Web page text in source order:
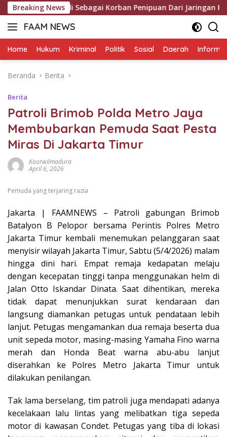
Langsung
ke
konten
Breaking News
Mulyadi Sebagai Korban Penipuan Dari Jaringan Pemasok
FAAM NEWS
Mengungkap
Mengawal
Home Hukum Kriminal Politik Sosial Daerah
Beranda Berita
Berita
Patroli Brimob Polda Metro Jaya
Membubarkan Pemuda Saat Pesta
Miras Di Jakarta Timur
Koorwilmadura
April 6, 2026
Pemuda yang terjaring razia
Jakarta | FAAMNEWS – Patroli gabungan Brimob
Batalyon B Pelopor bersama Perintis Polres Metro
Jakarta Timur kembali menemukan pelanggaran saat
menyisir wilayah Jakarta Timur, Sabtu (5/4/2026) malam
hingga dini hari. Empat remaja kedapatan melaju
dengan kecepatan tinggi tanpa menggunakan helm di
Jalan Otto Iskandar Dinata. Saat dihentikan, mereka
tidak dapat menunjukkan surat kendaraan dan
langsung diamankan petugas untuk pendataan lebih
lanjut. Petugas mengamankan dua remaja beserta dua
unit sepeda motor, masing-masing Yamaha Fino warna
merah dan Honda Beat warna abu-abu lanjut
diserahkan ke Polres Metro Jakarta Timur untuk
dilakukan penilangan.
Tak lama berselang, tim patroli juga mendapati adanya
kecelakaan lalu lintas yang melibatkan tiga sepeda
motor di kawasan Condet. Petugas yang tiba di lokasi